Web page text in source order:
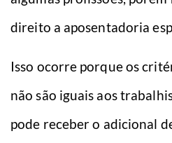
direito a aposentadoria
Isso ocorre porque os
não são iguais aos
pode receber o adicional